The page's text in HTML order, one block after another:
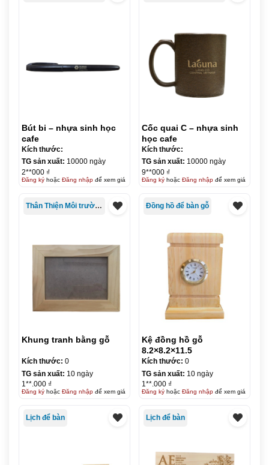
Bút bi – nhựa sinh học
cafe
Kích thước:
TG sản xuất: 10000 ngày
2**000 ₫
Đăng kýhoặc Đăng nhậpđể xem giá
Cốc quai C – nhựa sinh
học cafe
Kích thước:
TG sản xuất: 10000 ngày
9**000 ₫
Đăng kýhoặc Đăng nhậpđể xem giá
Thân Thiện Môi trường
Khung tranh bằng gỗ
Kích thước: 0
TG sản xuất: 10 ngày
1**.000 ₫
Đăng kýhoặc Đăng nhậpđể xem giá
Đồng hồ để bàn gỗ
Kệ đồng hồ gỗ
8.2×8.2×11.5
Kích thước: 0
TG sản xuất: 10 ngày
1**.000 ₫
Đăng kýhoặc Đăng nhậpđể xem giá
Lịch để bàn Lịch để bàn